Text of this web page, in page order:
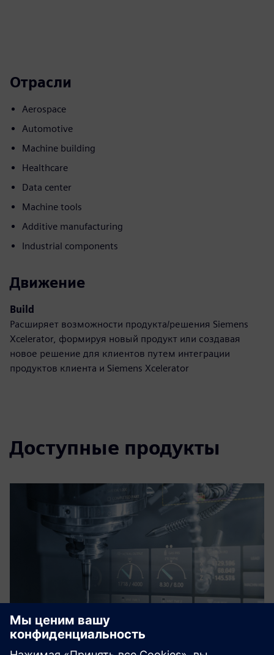
Отрасли
Aerospace
Automotive
Machine building
Healthcare
Data center
Machine tools
Additive manufacturing
Industrial components
Движение
Build
Расширяет возможности продукта/решения Siemens
Xcelerator, формируя новый продукт или создавая
новое решение для клиентов путем интеграции
продуктов клиента и Siemens Xcelerator
Доступные продукты